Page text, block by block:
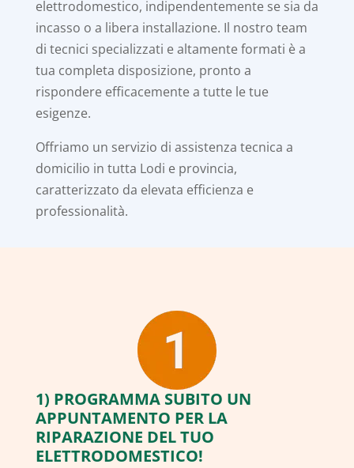
elettrodomestico, indipendentemente se sia da
incasso o a libera installazione. Il nostro team
di tecnici specializzati e altamente formati è a
tua completa disposizione, pronto a
rispondere efficacemente a tutte le tue
esigenze.
Offriamo un servizio di assistenza tecnica a
domicilio in tutta Lodi e provincia,
caratterizzato da elevata efficienza e
professionalità.
1) PROGRAMMA SUBITO UN
APPUNTAMENTO PER LA
RIPARAZIONE DEL TUO
ELETTRODOMESTICO!